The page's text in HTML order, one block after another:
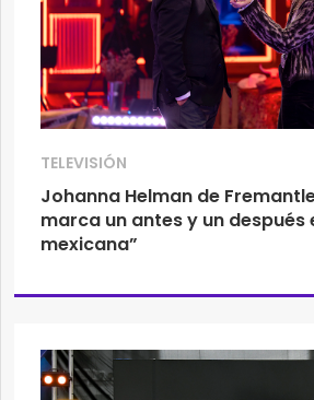
TELEVISIÓN
Johanna Helman de
marca un antes y un después
mexicana”